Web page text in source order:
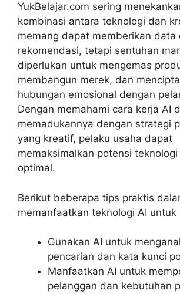
YukBelajar.com sering
kombinasi antara teknologi dan
memang dapat memberikan data
rekomendasi, tetapi sentuhan
diperlukan untuk mengemas
membangun merek, dan
hubungan emosional dengan
Dengan memahami cara kerja AI
memadukannya dengan strategi
yang kreatif, pelaku usaha dapat
memaksimalkan potensi
optimal.
Berikut beberapa tips praktis
memanfaatkan teknologi AI untuk
Gunakan AI untuk
pencarian dan kata kunci
Manfaatkan AI untuk
pelanggan dan kebutuhan